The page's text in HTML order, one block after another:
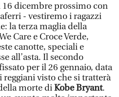
dicembre prossimo con
- vestiremo i ragazzi
la terza maglia della
Care e Croce Verde,
canotte, speciali e
all’asta. Il secondo
per il 26 gennaio, data
visto che si tratterà
morte diKobe Bryant.